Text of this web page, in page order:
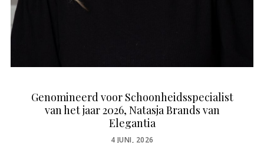
Genomineerd voor Schoonheidsspecialist
van het jaar 2026, Natasja Brands van
Elegantia
POSTED
4 JUNI, 2026